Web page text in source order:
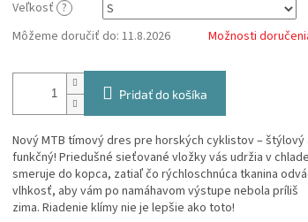
Veľkosť ?
Môžeme doručiť do: 11.8.2026 Možnosti
Pridať do košíka
Nový MTB tímový dres pre horských cyklistov – štýlový
funkčný! Priedušné sieťované vložky vás udržia v
smeruje do kopca, zatiaľ čo rýchloschnúca tkanina
vlhkosť, aby vám po namáhavom výstupe nebola príliš
zima. Riadenie klímy nie je lepšie ako toto!